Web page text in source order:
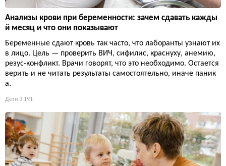
Анализы крови при беременности: зачем сдавать кажды
й месяц и что они показывают
Беременные сдают кровь так часто, что лаборанты узнают их
в лицо. Цель — проверить ВИЧ, сифилис, краснуху, анемию,
резус-конфликт. Врачи говорят, что это необходимо. Остается
верить и не читать результаты самостоятельно, иначе паник
а.
Дети 3 191